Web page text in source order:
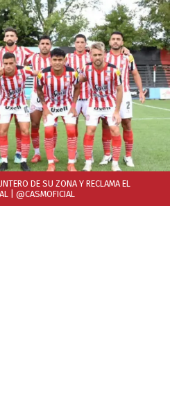
DE SU ZONA Y RECLAMA EL
| @CASMOFICIAL